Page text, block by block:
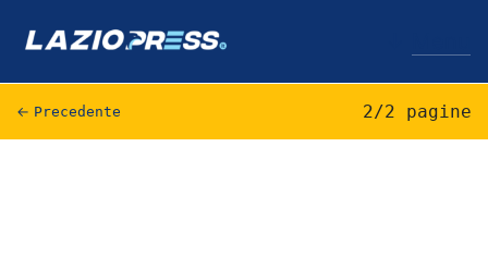
← Precedente 2/2 pagine